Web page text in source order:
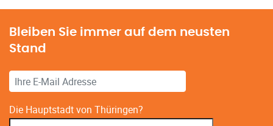
Bleiben Sie immer auf dem neusten
Stand
Die Hauptstadt von Thüringen?